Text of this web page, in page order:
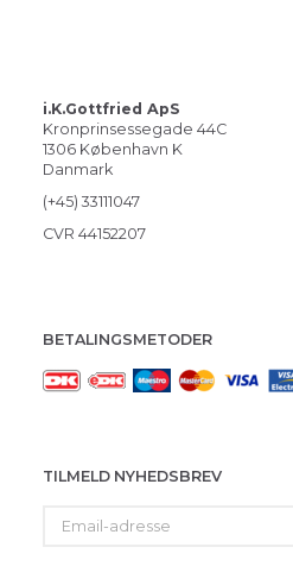
i.K.Gottfried ApS
Kronprinsessegade 44C
1306 København K
Danmark
(+45) 33111047
CVR 44152207
BETALINGSMETODER
TILMELD NYHEDSBREV
adresse